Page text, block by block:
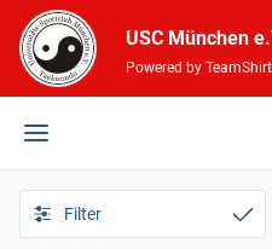
USC München
Powered by
Filter